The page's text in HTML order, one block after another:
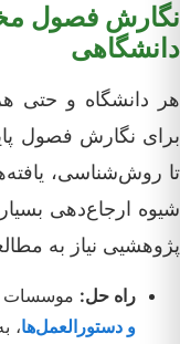
نگارش فصول
دانشگاهی
هر دانشگاه و حتی
برای نگارش فصول
تا روش‌شناسی،
شیوه ارجاع‌دهی
پژوهشیی نیاز به
راه حل: موسسات
و دستورالعمل‌ها،